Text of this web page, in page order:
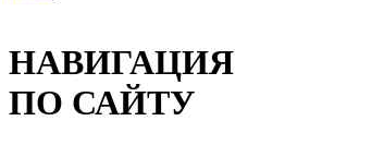
НАВИГАЦИЯ
ПО САЙТУ